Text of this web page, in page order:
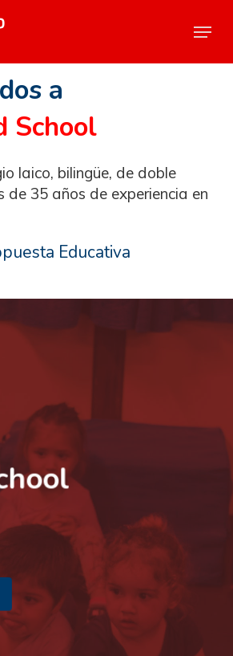
Menu
a
School
laico, bilingüe, de doble
de 35 años de experiencia en
Educativa